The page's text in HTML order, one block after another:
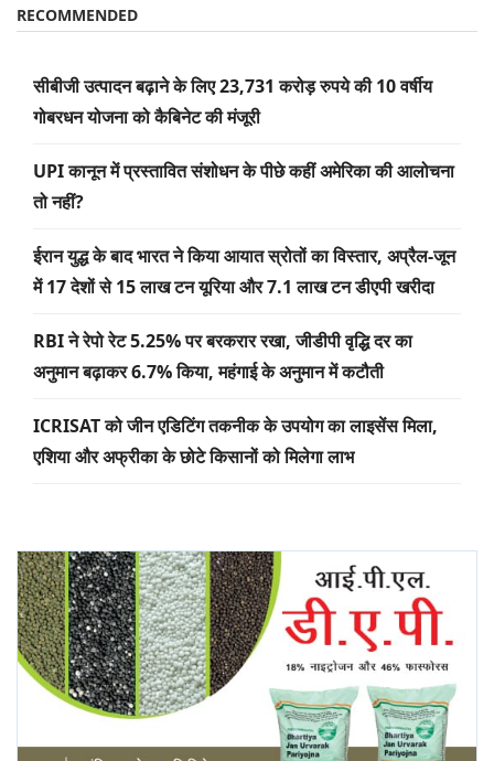
RECOMMENDED
सीबीजी उत्पादन बढ़ाने के लिए 23,731 करोड़ रुपये की 10 वर्षीय
गोबरधन योजना को कैबिनेट की मंजूरी
UPI कानून में प्रस्तावित संशोधन के पीछे कहीं अमेरिका की आलोचना
तो नहीं?
ईरान युद्ध के बाद भारत ने किया आयात स्रोतों का विस्तार, अप्रैल-जून
में 17 देशों से 15 लाख टन यूरिया और 7.1 लाख टन डीएपी खरीदा
RBI ने रेपो रेट 5.25% पर बरकरार रखा, जीडीपी वृद्धि दर का
अनुमान बढ़ाकर 6.7% किया, महंगाई के अनुमान में कटौती
ICRISAT को जीन एडिटिंग तकनीक के उपयोग का लाइसेंस मिला,
एशिया और अफ्रीका के छोटे किसानों को मिलेगा लाभ